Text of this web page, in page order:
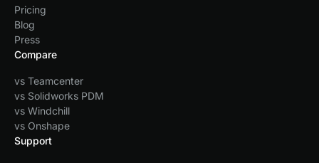
Pricing
Blog
Press
Compare
vs Teamcenter
vs Solidworks PDM
vs Windchill
vs Onshape
Support